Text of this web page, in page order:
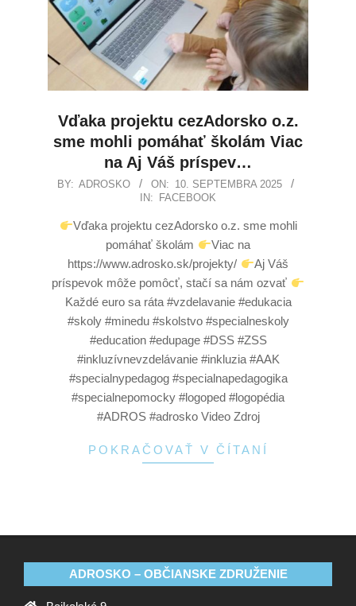
Vďaka projektu cezAdorsko o.z.
sme mohli pomáhať školám Viac
na Aj Váš príspev…
BY: ADROSKO ON: 10. SEPTEMBRA 2025
IN:
FACEBOOK
Vďaka projektu cezAdorsko o.z. sme mohli
pomáhať školám
Viac na
https://www.adrosko.sk/projekty/
Aj Váš
príspevok môže pomôcť, stačí sa nám ozvať
Každé euro sa ráta #vzdelavanie #edukacia
#skoly #minedu #skolstvo #specialneskoly
#education #edupage #DSS #ZSS
#inkluzívnevzdelávanie #inkluzia #AAK
#specialnypedagog #specialnapedagogika
#specialnepomocky #logoped #logopédia
#ADROS #adrosko Video Zdroj
POKRAČOVAŤ V ČÍTANÍ
ADROSKO – OBČIANSKE ZDRUŽENIE